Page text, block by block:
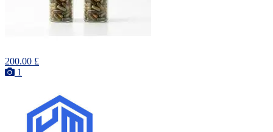
200.00 £
1